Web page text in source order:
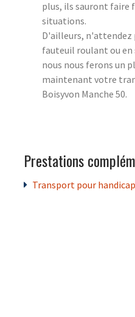
plus, ils sauront faire
situations.
D'ailleurs, n'attendez
fauteuil roulant ou en
nous nous ferons un
maintenant votre
Boisyvon Manche 50.
Prestations
Transport pour